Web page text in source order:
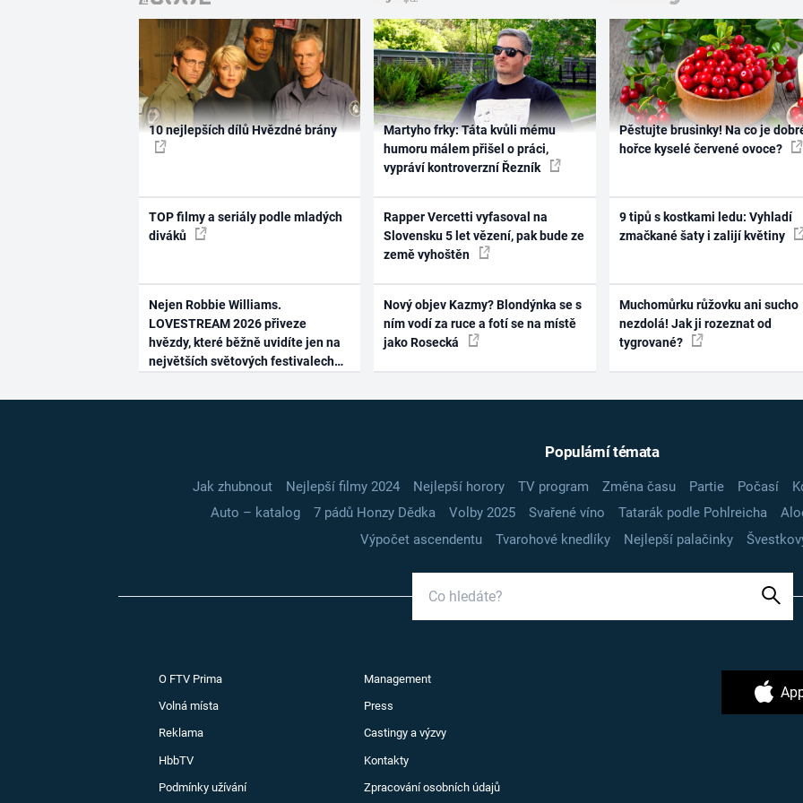
10 nejlepších dílů Hvězdné brány
TOP filmy a seriály podle mladých
diváků
Nejen Robbie Williams.
LOVESTREAM 2026 přiveze
hvězdy, které běžně uvidíte jen na
největších světových festivalech
Martyho frky: Táta kvůli mému
humoru málem přišel o práci,
vypráví kontroverzní Řezník
Rapper Vercetti vyfasoval na
Slovensku 5 let vězení, pak bude ze
země vyhoštěn
Nový objev Kazmy? Blondýnka se s
ním vodí za ruce a fotí se na místě
jako Rosecká
Pěstujte brusinky! Na co je
hořce kyselé červené ovoce?
9 tipů s kostkami ledu: Vyhladí
zmačkané šaty i zalijí květiny
Muchomůrku růžovku ani sucho
nezdolá! Jak ji rozeznat od
tygrované?
Populární témata
Jak zhubnout Nejlepší filmy 2024 Nejlepší horory TV program Změna času Partie Počasí
Auto – katalog
7 pádů Honzy Dědka Volby 2025 Svařené víno Tatarák podle Pohlreicha
Výpočet ascendentu
Tvarohové knedlíky Nejlepší palačinky
O FTV Prima Management
Volná místa Press
Reklama Castingy a výzvy
HbbTV Kontakty
Podmínky užívání Zpracování osobních údajů